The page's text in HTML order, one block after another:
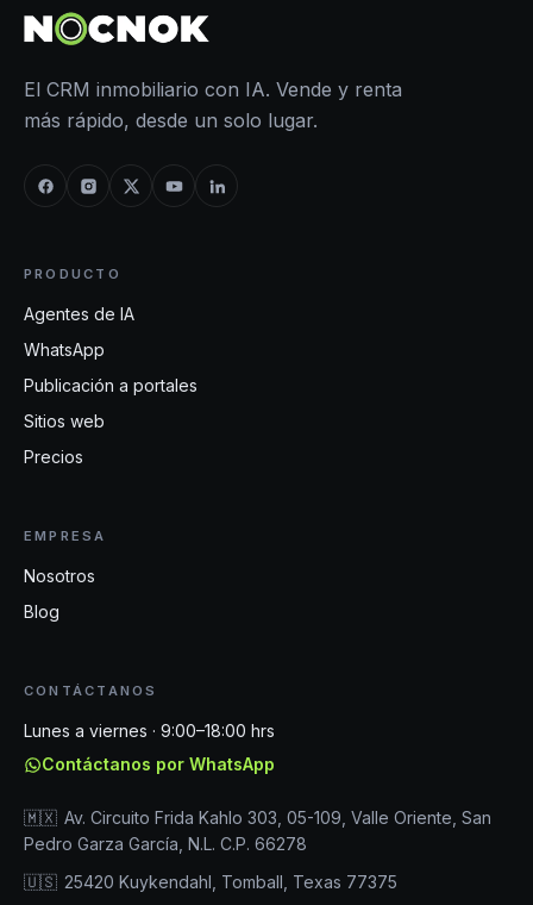
El CRM inmobiliario con IA. Vende y renta
más rápido, desde un solo lugar.
PRODUCTO
Agentes de IA
WhatsApp
Publicación a portales
Sitios web
Precios
EMPRESA
Nosotros
Blog
CONTÁCTANOS
Lunes a viernes · 9:00–18:00 hrs
Contáctanos por WhatsApp
🇲🇽 Av. Circuito Frida Kahlo 303, 05-109, Valle Oriente, San
Pedro Garza García, N.L. C.P. 66278
🇺🇸 25420 Kuykendahl, Tomball, Texas 77375